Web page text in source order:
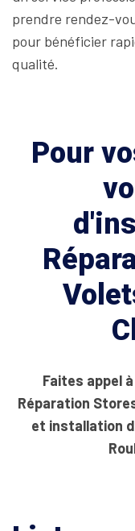
prendre rendez-
pour bénéficier
qualité.
Pour
Faites appel
Réparation
et installation